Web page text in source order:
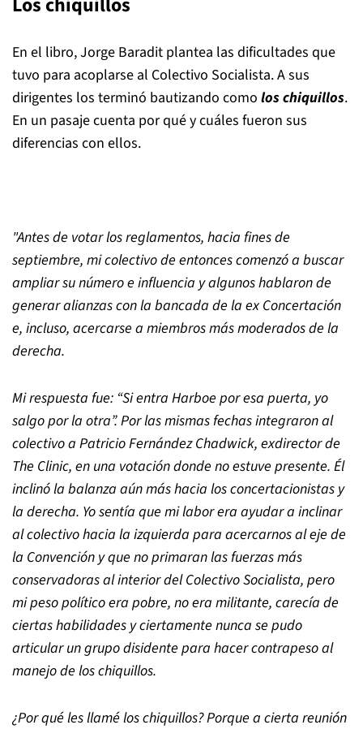
En el libro, Jorge Baradit plantea las dificultades que
tuvo para acoplarse al Colectivo Socialista. A sus
dirigentes los terminó bautizando como los chiquillos.
En un pasaje cuenta por qué y cuáles fueron sus
diferencias con ellos.
"Antes de votar los reglamentos, hacia fines de
septiembre, mi colectivo de entonces comenzó a buscar
ampliar su número e influencia y algunos hablaron de
generar alianzas con la bancada de la ex Concertación
e, incluso, acercarse a miembros más moderados de la
derecha.
Mi respuesta fue: “Si entra Harboe por esa puerta, yo
salgo por la otra”. Por las mismas fechas integraron al
colectivo a Patricio Fernández Chadwick, exdirector de
The Clinic, en una votación donde no estuve presente. Él
inclinó la balanza aún más hacia los concertacionistas y
la derecha. Yo sentía que mi labor era ayudar a inclinar
al colectivo hacia la izquierda para acercarnos al eje de
la Convención y que no primaran las fuerzas más
conservadoras al interior del Colectivo Socialista, pero
mi peso político era pobre, no era militante, carecía de
ciertas habilidades y ciertamente nunca se pudo
articular un grupo disidente para hacer contrapeso al
manejo de los chiquillos.
¿Por qué les llamé los chiquillos? Porque a cierta reunión